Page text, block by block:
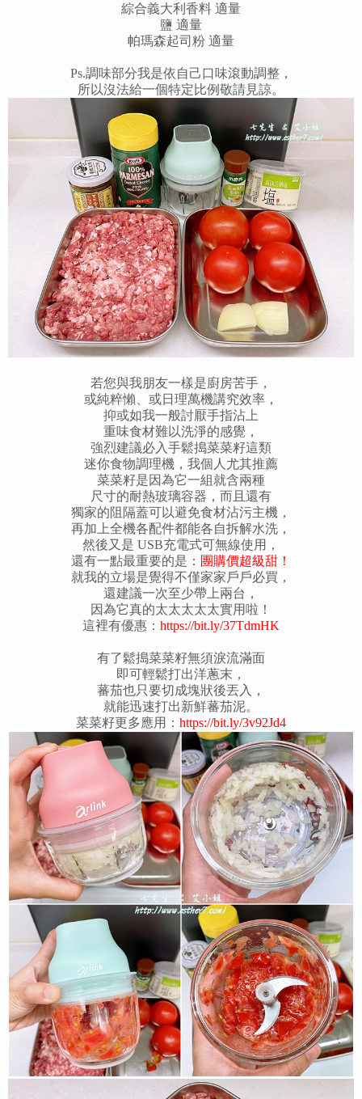
綜合義大利香料 適量
鹽 適量
帕瑪森起司粉 適量
Ps.調味部分我是依自己口味滾動調整，
所以沒法給一個特定比例敬請見諒。
若您與我朋友一樣是廚房苦手，
或純粹懶、或日理萬機講究效率，
抑或如我一般討厭手指沾上
重味食材難以洗淨的感覺，
強烈建議必入手鬆搗菜菜籽這類
迷你食物調理機，我個人尤其推薦
菜菜籽是因為它一組就含兩種
尺寸的耐熱玻璃容器，而且還有
獨家的阻隔蓋可以避免食材沾污主機，
再加上全機各配件都能各自拆解水洗，
然後又是 USB充電式可無線使用，
還有一點最重要的是： 團購價超級甜！
就我的立場是覺得不僅家家戶戶必買，
還建議一次至少帶上兩台，
因為它真的太太太太太實用啦！
這裡有優惠： https://bit.ly/37TdmHK
有了鬆搗菜菜籽無須淚流滿面
即可輕鬆打出洋蔥末，
蕃茄也只要切成塊狀後丟入，
就能迅速打出新鮮蕃茄泥。
菜菜籽更多應用： https://bit.ly/3v92Jd4